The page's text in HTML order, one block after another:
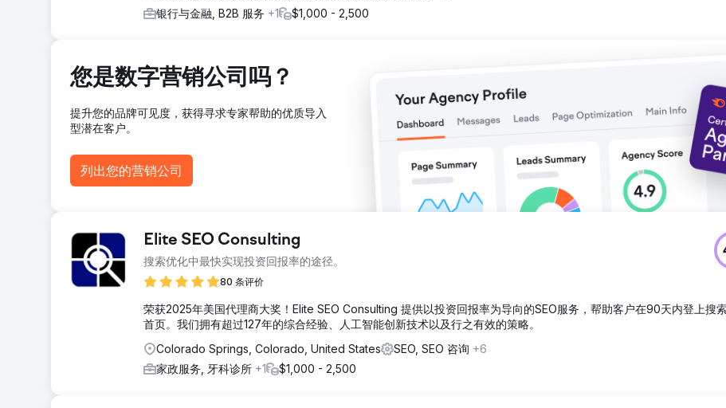
据。围绕奢侈腕表的投资、鉴定和比较重建了内容。获得了高权重反向链接，以增强域名的信任度和曝光度。
14850%。超过 250 个高价值关键词排名靠前，在竞争激烈的 Richard Mille 搜索中占据主导地位。Google Lighthouse 评分从 20 多
升至 90 多分，显著提升了搜索速度和用户互动。自然流量带来的交易量估计增长了 3000%，其中高价腕表的销售额增长尤为强劲。
前往营销公司页面
银行与金融, B2B 服务 +1 $1,000 - 2,500
您是数字营销公司吗？
提升您的品牌可见度，获得寻求专家帮助的优质导入
型潜在客户。
列出您的营销公司
Elite SEO Consulting
搜索优化中最快实现投资回报率的途径。
80 条评价
荣获2025年美国代理商大奖！Elite SEO Consulting 提供以投资回报率为导向的SEO服务，帮助客户在90天内登上搜
首页。我们拥有超过127年的综合经验、人工智能创新技术以及行之有效的策略。
Colorado Springs, Colorado, United States
SEO, SEO 咨询 +6
家政服务, 牙科诊所 +1 $1,000 - 2,500